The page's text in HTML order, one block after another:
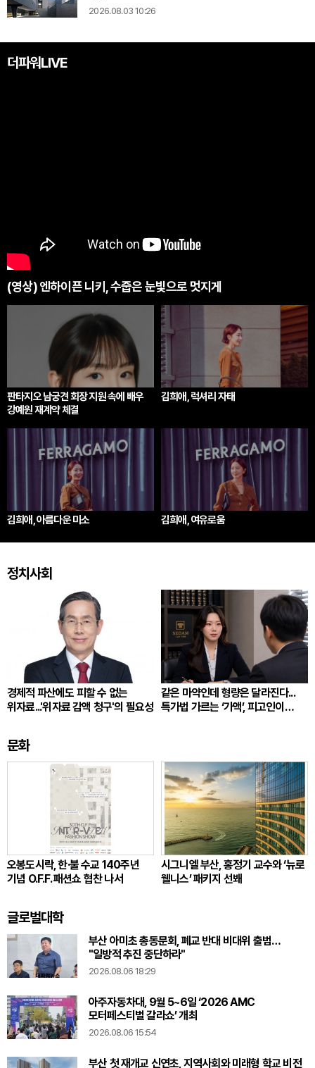
2026.08.03 10:26
더파워LIVE
(영상) 엔하이픈 니키, 수줍은 눈빛으로 멋지게
판타지오 남궁견 회장 지원 속에 배우
강예원 재계약 체결
김희애, 럭셔리 자태
김희애, 아름다운 미소 김희애, 여유로움
정치사회
경제적 파산에도 피할 수 없는
위자료...'위자료 감액 청구'의 필요성
같은 마약인데 형량은 달라진다...
특가법 가르는 ‘가액’, 피고인이
문화
오봉도시락, 한·불 수교 140주년
기념 O.F.F. 패션쇼 협찬 나서
시그니엘 부산, 홍정기 교수와 ‘뉴로
웰니스’ 패키지 선봬
글로벌대학
부산 아미초 총동문회, 폐교 반대 비대위 출범…
"일방적 추진 중단하라"
2026.08.06 18:29
아주자동차대, 9월 5~6일 ‘2026 AMC
모터페스티벌 갈라쇼’ 개최
2026.08.06 15:54
부산 첫 재개교 신연초, 지역사회와 미래형 학교 비전